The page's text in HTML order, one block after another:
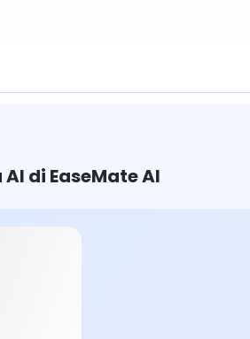
di EaseMate AI